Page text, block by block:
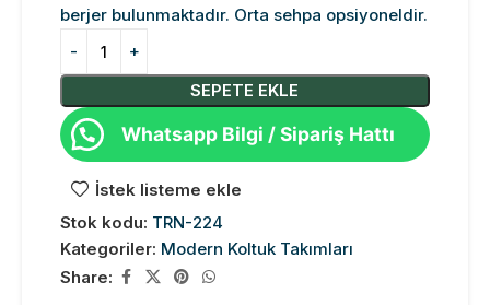
berjer bulunmaktadır. Orta sehpa opsiyoneldir.
SEPETE EKLE
Whatsapp Bilgi / Sipariş Hattı
İstek listeme ekle
Stok kodu: TRN-224
Kategoriler: Modern Koltuk Takımları
Share: